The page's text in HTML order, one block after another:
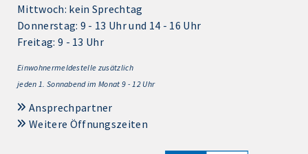
Mittwoch: kein Sprechtag
Donnerstag: 9 - 13 Uhr und 14 - 16 Uhr
Freitag: 9 - 13 Uhr
Einwohnermeldestelle zusätzlich
jeden 1. Sonnabend im Monat 9 - 12 Uhr
Ansprechpartner
Weitere Öffnungszeiten